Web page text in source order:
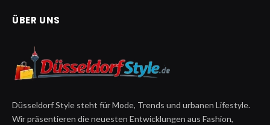
ÜBER UNS
Düsseldorf Style steht für Mode, Trends und urbanen Lifestyle.
Wir präsentieren die neuesten Entwicklungen aus Fashion,